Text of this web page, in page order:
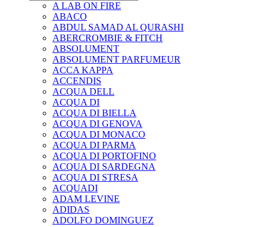
A LAB ON FIRE
ABACO
ABDUL SAMAD AL QURASHI
ABERCROMBIE & FITCH
ABSOLUMENT
ABSOLUMENT PARFUMEUR
ACCA KAPPA
ACCENDIS
ACQUA DELL
ACQUA DI
ACQUA DI BIELLA
ACQUA DI GENOVA
ACQUA DI MONACO
ACQUA DI PARMA
ACQUA DI PORTOFINO
ACQUA DI SARDEGNA
ACQUA DI STRESA
ACQUADI
ADAM LEVINE
ADIDAS
ADOLFO DOMINGUEZ